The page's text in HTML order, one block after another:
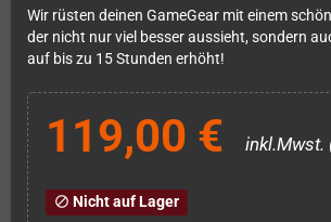
Wir rüsten deinen GameGear mit einem
der nicht nur viel besser aussieht, sondern
auf bis zu 15 Stunden erhöht!
119,00 € inkl.Mwst.
block Nicht auf Lager